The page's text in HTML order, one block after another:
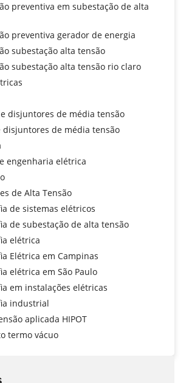
preventiva em subestação de alta
preventiva gerador de energia
subestação alta tensão
subestação alta tensão rio claro
disjuntores de média tensão
disjuntores de média tensão
engenharia elétrica
de Alta Tensão
de sistemas elétricos
de subestação de alta tensão
elétrica
Elétrica em Campinas
elétrica em São Paulo
em instalações elétricas
industrial
aplicada HIPOT
termo vácuo